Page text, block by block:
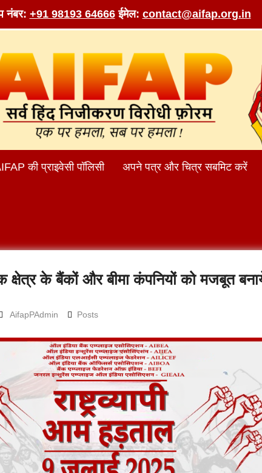
नंबर: +91 98193 64666 ईमेल: contact@aifap.org.in
की प्राइवेसी पॉलिसी अपने पत्र और चित्र सबमिट करें
क्षेत्र के बैंकों और बीमा कंपनियों को मजबूत
AifapPAdmin Posts